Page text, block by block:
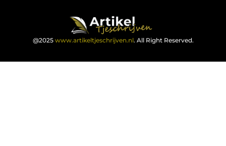
@2025 www.artikeltjeschrijven.nl. All Right Reserved.